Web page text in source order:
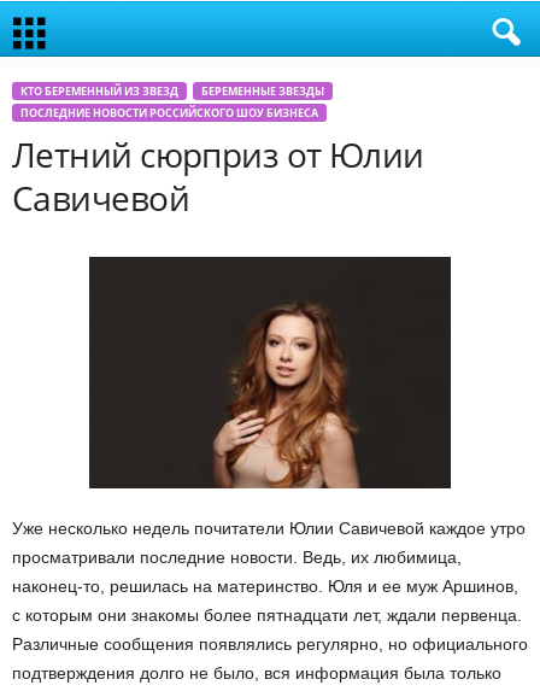
КТО БЕРЕМЕННЫЙ ИЗ ЗВЕЗД
БЕРЕМЕННЫЕ ЗВЕЗДЫ
ПОСЛЕДНИЕ НОВОСТИ РОССИЙСКОГО ШОУ БИЗНЕСА
Летний сюрприз от Юлии
Савичевой
Уже несколько недель почитатели Юлии Савичевой каждое утро
просматривали последние новости. Ведь, их любимица,
наконец-то, решилась на материнство. Юля и ее муж Аршинов,
с которым они знакомы более пятнадцати лет, ждали первенца.
Различные сообщения появлялись регулярно, но официального
подтверждения долго не было, вся информация была только